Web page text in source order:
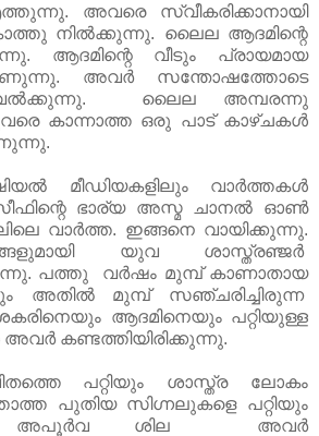
അവരെ സ്വീകരിക്കാനായി
നിൽക്കുന്നു. ലൈല ആദമിന്റെ
ആദമിന്റെ വീടും പ്രായമായ
അവർ സന്തോഷത്തോടെ
ലൈല അമ്പരന്നു
കാന്നാത്ത ഒരു പാട് കാഴ്ചകൾ
മീഡിയകളിലും വാർത്തകൾ
ഭാര്യ അസ്മ ചാനൽ ഓണ്‍
വാർത്ത. ഇങ്ങനെ വായിക്കുന്നു.
യുവ ശാസ്ത്രഞ്ജർ
പത്തു വർഷം മുമ്പ് കാണാതായ
അതിൽ മുമ്പ് സഞ്ചരിച്ചിരുന്ന
ആദമിനെയും പറ്റിയുള്ള
കണ്ടത്തിയിരിക്കുന്നു.
പറ്റിയും ശാസ്ത്ര ലോകം
പുതിയ സിഗ്നലുകളെ പറ്റിയും
അപൂർവ ശില അവർ